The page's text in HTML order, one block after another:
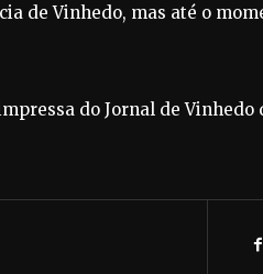
de Vinhedo, mas até o
do Jornal de